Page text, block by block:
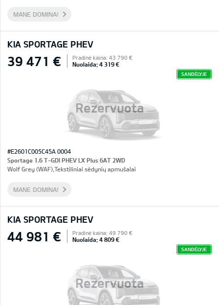
MANE DOMINA!
KIA SPORTAGE PHEV
Rezervuota
39 471 € Pradinė kaina: 43 790 €
Nuolaida: 4 319 €
SANDĖLYJE
#E2601C005C45A 0004
Sportage 1.6 T-GDI PHEV LX Plus 6AT 2WD
Wolf Grey (WAF),Tekstiliniai sėdynių apmušalai
MANE DOMINA!
KIA SPORTAGE PHEV
Rezervuota
44 981 € Pradinė kaina: 49 790 €
Nuolaida: 4 809 €
SANDĖLYJE